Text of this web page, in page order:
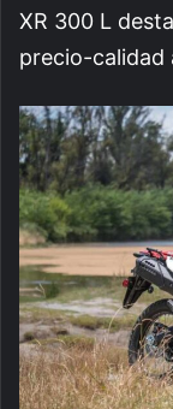
XR 300 L
precio-calidad